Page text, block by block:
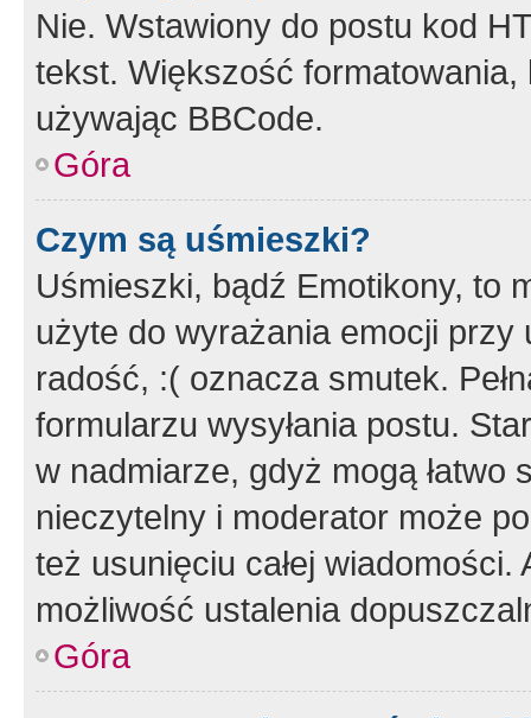
Nie. Wstawiony do postu kod
tekst. Większość
używając BBCode.
Góra
Czym są uśmieszki?
Uśmieszki, bądź Emotikony, to
użyte do wyrażania emocji
radość, :( oznacza smutek.
formularzu wysyłania postu.
w nadmiarze, gdyż mogą
nieczytelny i moderator może
też usunięciu całej
możliwość ustalenia
Góra